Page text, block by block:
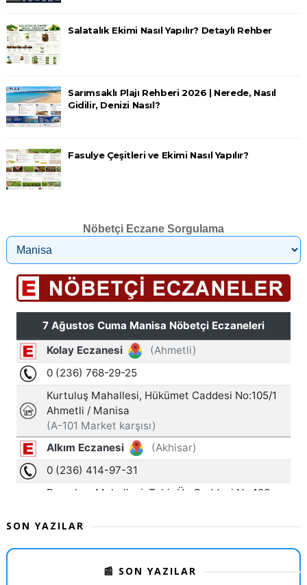
Salatalık Ekimi Nasıl Yapılır? Detaylı Rehber
Sarımsaklı Plajı Rehberi 2026 | Nerede, Nasıl
Gidilir, Denizi Nasıl?
Fasulye Çeşitleri ve Ekimi Nasıl Yapılır?
Nöbetçi Eczane Sorgulama
SON YAZILAR
📰 SON YAZILAR